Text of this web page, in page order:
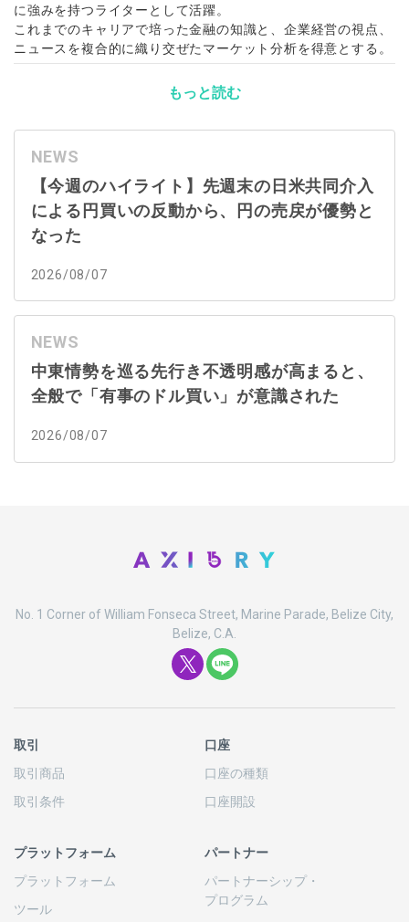
に強みを持つライターとして活躍。
これまでのキャリアで培った金融の知識と、企業経営の視点、
ニュースを複合的に織り交ぜたマーケット分析を得意とする。
もっと読む
NEWS
【今週のハイライト】先週末の日米共同介入
による円買いの反動から、円の売戻が優勢と
なった
2026/08/07
NEWS
中東情勢を巡る先行き不透明感が高まると、
全般で「有事のドル買い」が意識された
2026/08/07
No. 1 Corner of William Fonseca Street, Marine Parade, Belize City,
Belize, C.A.
取引
取引商品
取引条件
口座
口座の種類
口座開設
プラットフォーム
プラットフォーム
ツール
パートナー
パートナーシップ・
プログラム